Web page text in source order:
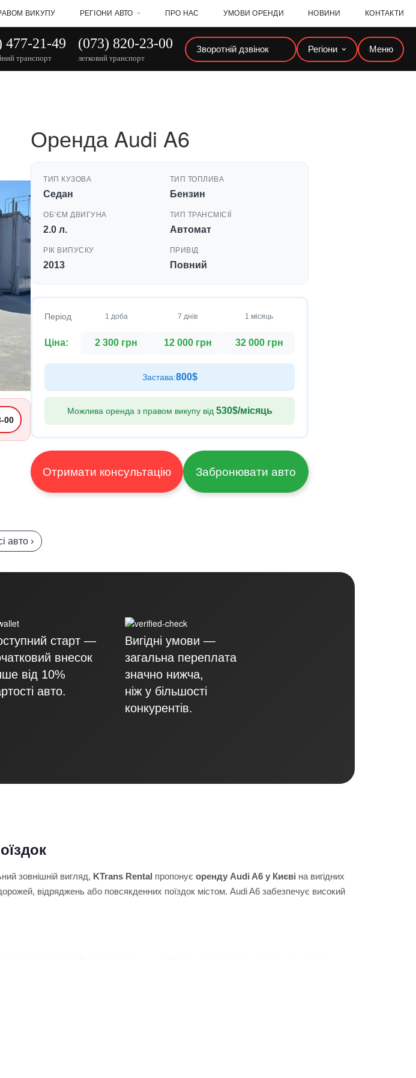
ВИКУПУ РЕГІОНИ АВТО ПРО НАС УМОВИ ОРЕНДИ НОВИНИ КОНТАКТИ
477-21-49
транспорт
(073) 820-23-00
легковий транспорт
Зворотній дзвінок Регіони Меню
00
Оренда Audi A6
ТИП КУЗОВА
Седан
ТИП ТОПЛИВА
Бензин
ОБʼЄМ ДВИГУНА
2.0 л.
ТИП ТРАНСМІСІЇ
Автомат
РІК ВИПУСКУ
2013
ПРИВІД
Повний
Період 1 доба 7 днів 1 місяць
Ціна: 2 300 грн 12 000 грн 32 000 грн
Застава:800$
Можлива оренда з правом викупу від 530$/місяць
Отримати консультацію Забронювати авто
авто ›
старт —
внесок
від 10%
авто.
Вигідні умови —
загальна переплата
значно нижча,
ніж у більшості
конкурентів.
зовнішній вигляд, KTrans Rental пропонує оренду Audi A6 у Києві на вигідних
відряджень або повсякденних поїздок містом. Audi A6 забезпечує високий
та місткий багажник роблять цей автомобіль чудовим вибором як для